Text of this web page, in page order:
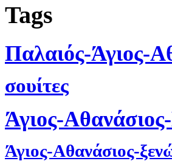
Tags
Παλαιός-Άγιος-
σουίτες
Άγιος-
Άγιος-Αθανάσιος-